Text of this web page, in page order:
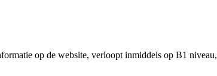
op de website, verloopt inmiddels op B1